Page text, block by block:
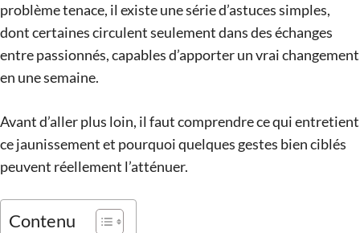
problème tenace, il existe une série d’astuces simples,
dont certaines circulent seulement dans des échanges
entre passionnés, capables d’apporter un vrai changement
en une semaine.
Avant d’aller plus loin, il faut comprendre ce qui entretient
ce jaunissement et pourquoi quelques gestes bien ciblés
peuvent réellement l’atténuer.
Contenu